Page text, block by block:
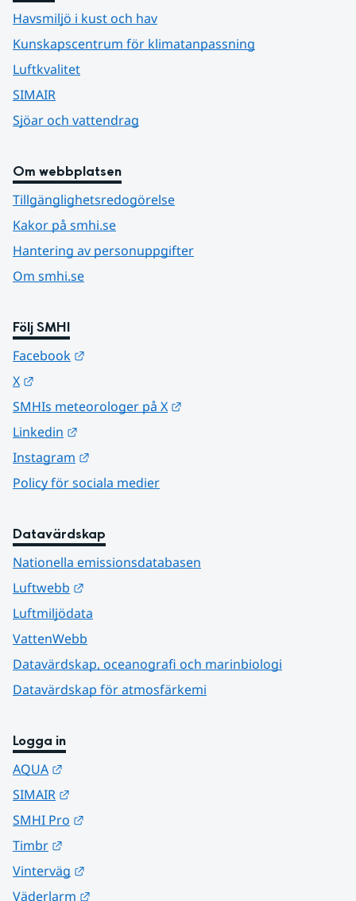
Havsmiljö i kust och hav
Kunskapscentrum för klimatanpassning
Luftkvalitet
SIMAIR
Sjöar och vattendrag
Om webbplatsen
Tillgänglighetsredogörelse
Kakor på smhi.se
Hantering av personuppgifter
Om smhi.se
Följ SMHI
Facebook
X
SMHIs meteorologer på X
Linkedin
Instagram
Policy för sociala medier
Datavärdskap
Nationella emissionsdatabasen
Luftwebb
Luftmiljödata
VattenWebb
Datavärdskap, oceanografi och marinbiologi
Datavärdskap för atmosfärkemi
Logga in
AQUA
SIMAIR
SMHI Pro
Timbr
Vinterväg
Väderlarm